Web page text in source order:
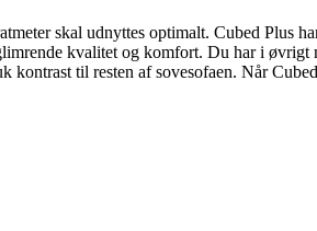
skal udnyttes optimalt. Cubed Plus
kvalitet og komfort. Du har i
til resten af sovesofaen. Når